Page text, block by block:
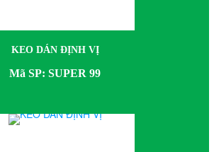
KEO DÁN ĐỊNH VỊ
Mã SP: SUPER 99